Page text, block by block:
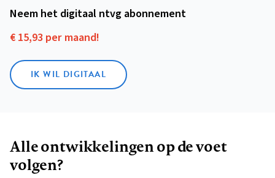
Neem het digitaal ntvg abonnement
€ 15,93 per maand!
IK WIL DIGITAAL
Alle ontwikkelingen op de voet
volgen?